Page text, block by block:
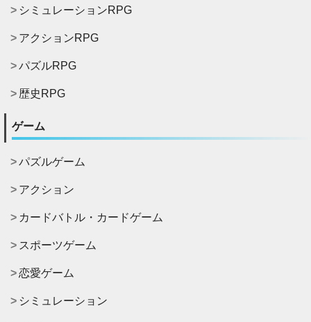
シミュレーションRPG
アクションRPG
パズルRPG
歴史RPG
ゲーム
パズルゲーム
アクション
カードバトル・カードゲーム
スポーツゲーム
恋愛ゲーム
シミュレーション